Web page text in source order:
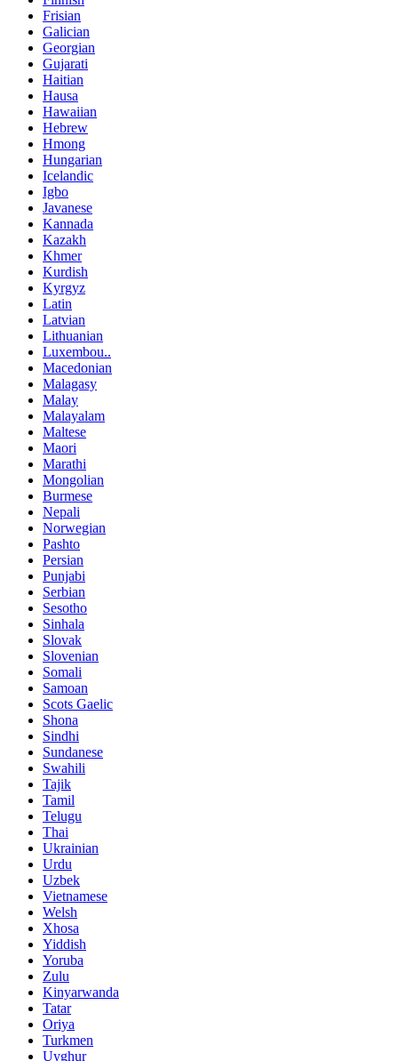
Frisian
Galician
Georgian
Gujarati
Haitian
Hausa
Hawaiian
Hebrew
Hmong
Hungarian
Icelandic
Igbo
Javanese
Kannada
Kazakh
Khmer
Kurdish
Kyrgyz
Latin
Latvian
Lithuanian
Luxembou..
Macedonian
Malagasy
Malay
Malayalam
Maltese
Maori
Marathi
Mongolian
Burmese
Nepali
Norwegian
Pashto
Persian
Punjabi
Serbian
Sesotho
Sinhala
Slovak
Slovenian
Somali
Samoan
Scots Gaelic
Shona
Sindhi
Sundanese
Swahili
Tajik
Tamil
Telugu
Thai
Ukrainian
Urdu
Uzbek
Vietnamese
Welsh
Xhosa
Yiddish
Yoruba
Zulu
Kinyarwanda
Tatar
Oriya
Turkmen
Uyghur